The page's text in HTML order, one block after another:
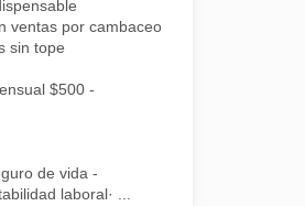
ventas por cambaceo
sin tope
$500 -
de vida -
laboral· ...